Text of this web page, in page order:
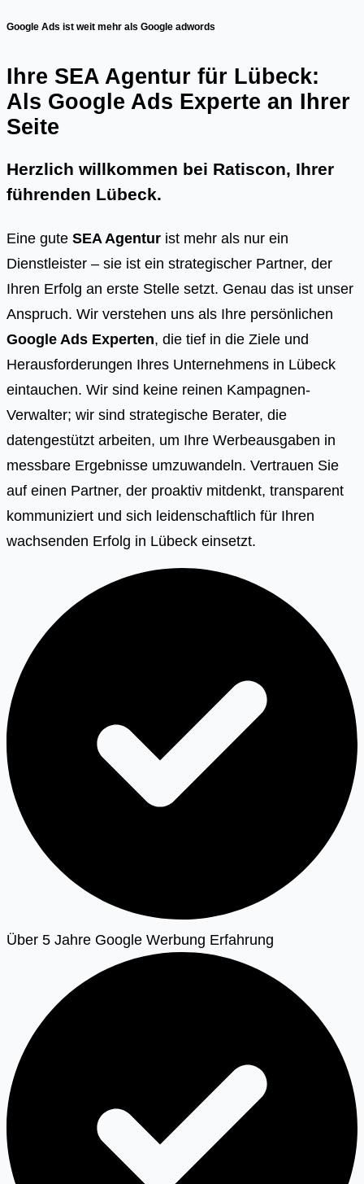
Google Ads ist weit mehr als Google adwords
Ihre SEA Agentur für Lübeck:
Als Google Ads Experte an Ihrer
Seite
Herzlich willkommen bei Ratiscon, Ihrer
führenden Lübeck.
Eine gute SEA Agentur ist mehr als nur ein
Dienstleister – sie ist ein strategischer Partner, der
Ihren Erfolg an erste Stelle setzt. Genau das ist unser
Anspruch. Wir verstehen uns als Ihre persönlichen
Google Ads Experten, die tief in die Ziele und
Herausforderungen Ihres Unternehmens in Lübeck
eintauchen. Wir sind keine reinen Kampagnen-
Verwalter; wir sind strategische Berater, die
datengestützt arbeiten, um Ihre Werbeausgaben in
messbare Ergebnisse umzuwandeln. Vertrauen Sie
auf einen Partner, der proaktiv mitdenkt, transparent
kommuniziert und sich leidenschaftlich für Ihren
wachsenden Erfolg in Lübeck einsetzt.
Über 5 Jahre Google Werbung Erfahrung